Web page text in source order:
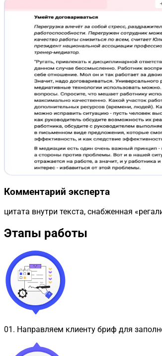
Комментарий эксперта
цитата внутри текста, снабженная
Этапы работы
01 . Направляем клиенту бриф для